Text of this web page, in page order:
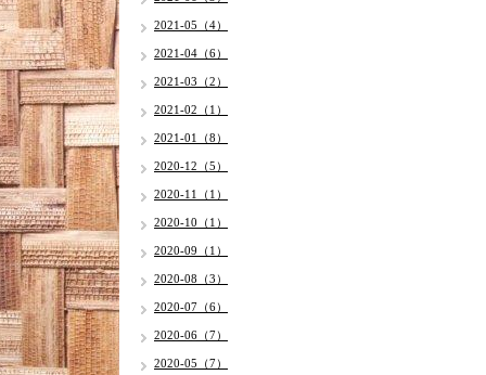
2021-05（4）
2021-04（6）
2021-03（2）
2021-02（1）
2021-01（8）
2020-12（5）
2020-11（1）
2020-10（1）
2020-09（1）
2020-08（3）
2020-07（6）
2020-06（7）
2020-05（7）